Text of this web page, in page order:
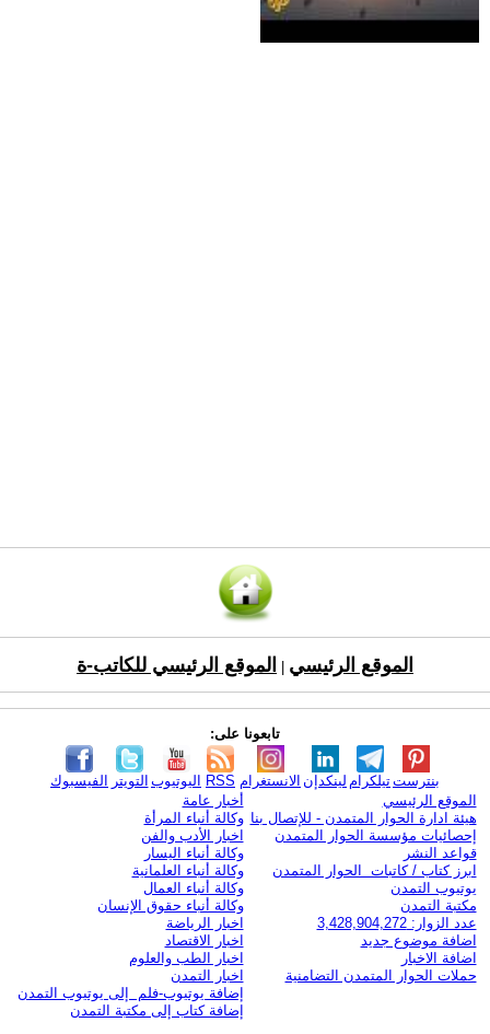
الموقع الرئيسي الموقع الرئيسي للكاتب-ة
تابعونا على:
الفيسبوك التويتر اليوتيوب RSS الانستغرام لينكدإن تيلكرامبنترست
الموقع الرئيسي
هيئة ادارة الحوار المتمدن - للإتصال بنا
إحصائيات مؤسسة الحوار المتمدن
قواعد النشر
ابرز كتاب / كاتبات الحوار المتمدن
يوتيوب التمدن
مكتبة التمدن
عدد الزوار: 3,428,904,272
اضافة موضوع جديد
اضافة الاخبار
حملات الحوار المتمدن التضامنية
أخبار عامة
وكالة أنباء المرأة
اخبار الأدب والفن
وكالة أنباء اليسار
وكالة أنباء العلمانية
وكالة أنباء العمال
وكالة أنباء حقوق الإنسان
اخبار الرياضة
اخبار الاقتصاد
اخبار الطب والعلوم
اخبار التمدن
إضافة يوتيوب-فلم إلى يوتيوب التمدن
إضافة كتاب إلى مكتبة التمدن